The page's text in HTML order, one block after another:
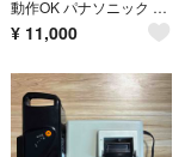
動作OK パナソニック 8Ah 電動自転車バッテリー NKY576B02A
¥ 11,000